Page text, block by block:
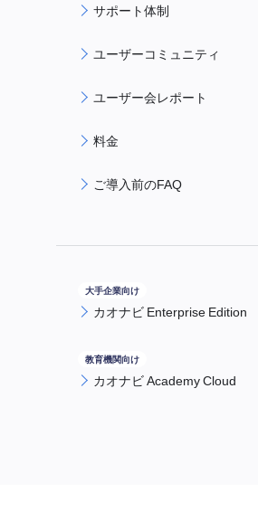
サポート体制
ユーザーコミュニティ
ユーザー会レポート
料金
ご導入前のFAQ
カオナビ Enterprise Edition
カオナビ Academy Cloud